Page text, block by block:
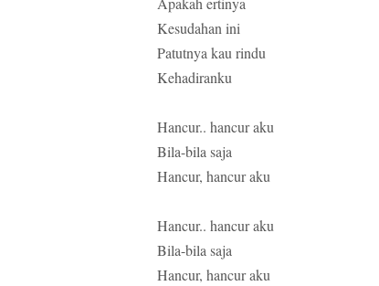
Kesudahan ini
Patutnya kau rindu
Kehadiranku
Hancur.. hancur aku
Bila-bila saja
Hancur, hancur aku
Hancur.. hancur aku
Bila-bila saja
Hancur, hancur aku